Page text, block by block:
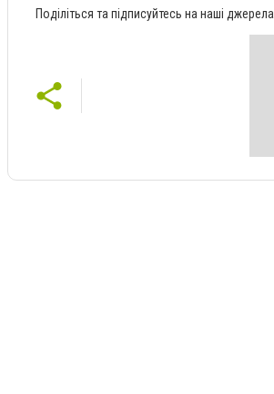
Поділіться та підписуйтесь на наші джерела